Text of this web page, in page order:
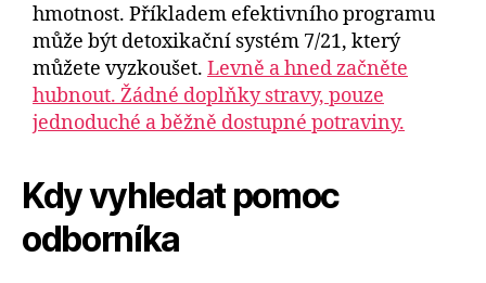
hmotnost. Příkladem efektivního programu
může být detoxikační systém 7/21, který
můžete vyzkoušet. Levně a hned začněte
hubnout. Žádné doplňky stravy, pouze
jednoduché a běžně dostupné potraviny.
Kdy vyhledat pomoc
odborníka